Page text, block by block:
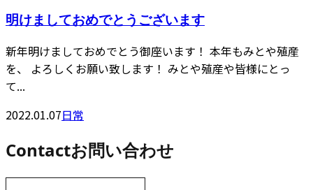
明けましておめでとうございます
新年明けましておめでとう御座います！ 本年もみとや殖産
を、 よろしくお願い致します！ みとや殖産や皆様にとっ
て...
2022.01.07日常
Contactお問い合わせ